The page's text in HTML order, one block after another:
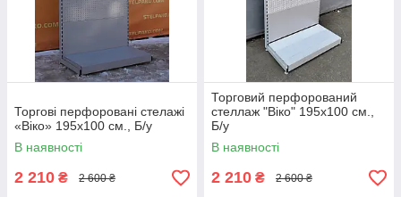
Торгові перфоровані стелажі
«Віко» 195х100 см., Б/у
В наявності
2 210 ₴ 2 600 ₴
Торговий перфорований
стеллаж "Віко" 195х100 см.,
Б/у
В наявності
2 210 ₴ 2 600 ₴